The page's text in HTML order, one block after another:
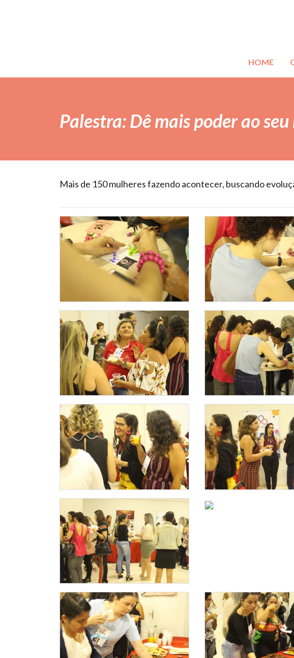
HOME
Palestra: Dê mais poder ao
Mais de 150 mulheres fazendo acontecer, buscando